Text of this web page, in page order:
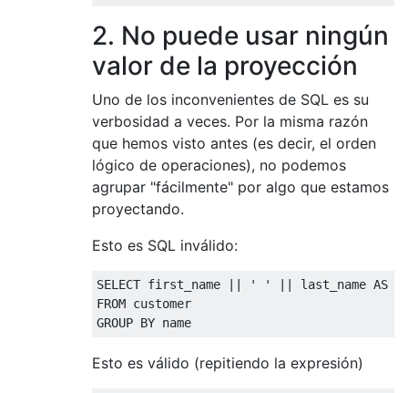
2. No puede usar ningún
valor de la proyección
Uno de los inconvenientes de SQL es su
verbosidad a veces. Por la misma razón
que hemos visto antes (es decir, el orden
lógico de operaciones), no podemos
agrupar "fácilmente" por algo que estamos
proyectando.
Esto es SQL inválido:
SELECT first_name || ' ' || last_name AS
FROM
GROUP BY name
Esto es válido (repitiendo la expresión)